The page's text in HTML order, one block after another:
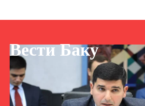
Вести Баку